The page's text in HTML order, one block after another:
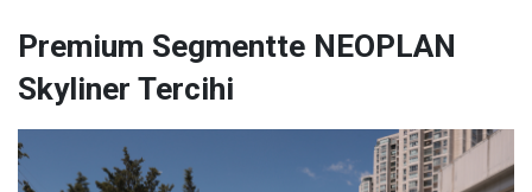
Premium Segmentte NEOPLAN
Skyliner Tercihi